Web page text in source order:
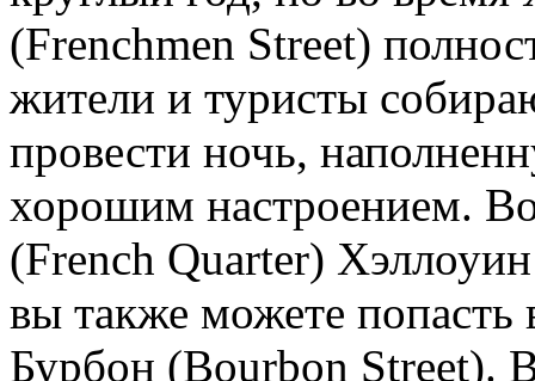
(Frenchmen Street)
жители и туристы
провести ночь,
хорошим настроением.
(French Quarter)
вы также можете
Бурбон (Bourbon Street).